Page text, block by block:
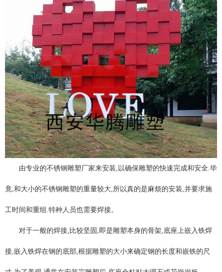
由专业的不锈钢雕塑厂家来安装,以确保雕塑的快速完成和安全.毕
竟,和大小的不锈钢雕塑的重量较大,所以真的是麻烦的安装,并要求施
工时间和重组.特种人员也需要焊接。
对于一般的焊接,比较坚固,即是雕塑本身的骨架,底座上嵌入铁焊
接,嵌入铁焊在钢的底部,根据雕塑的大小来确定钢的长度和嵌铁的尺